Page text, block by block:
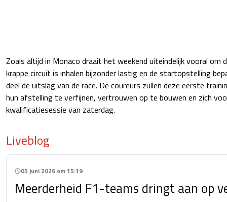
Zoals altijd in Monaco draait het weekend uiteindelijk vooral om
krappe circuit is inhalen bijzonder lastig en de startopstelling
deel de uitslag van de race. De coureurs zullen deze eerste
hun afstelling te verfijnen, vertrouwen op te bouwen en zich
kwalificatiesessie van zaterdag.
Liveblog
05 juni 2026 om 15:19
Meerderheid F1-teams dringt aan op